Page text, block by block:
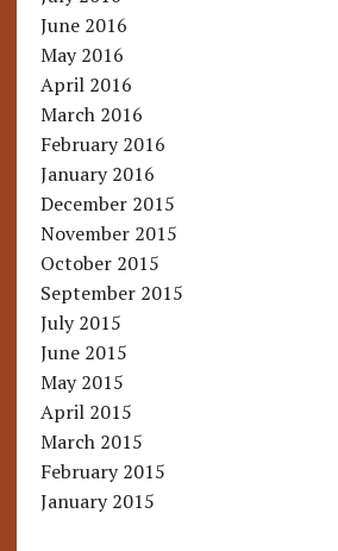
June 2016
May 2016
April 2016
March 2016
February 2016
January 2016
December 2015
November 2015
October 2015
September 2015
July 2015
June 2015
May 2015
April 2015
March 2015
February 2015
January 2015